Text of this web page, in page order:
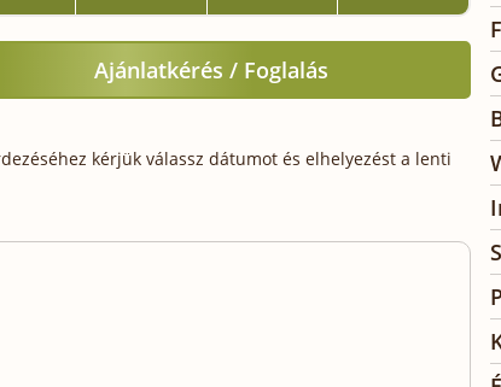
Ajánlatkérés / Foglalás
kérjük válassz dátumot és elhelyezést a lenti